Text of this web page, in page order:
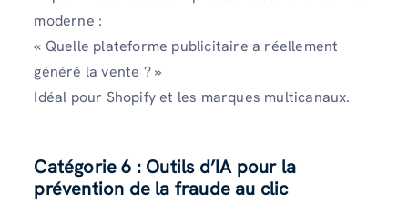
moderne :
« Quelle plateforme publicitaire a réellement
généré la vente ? »
Idéal pour Shopify et les marques multicanaux.
Catégorie 6 : Outils d’IA pour la
prévention de la fraude au clic